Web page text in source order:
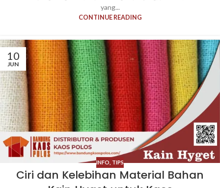
yang...
CONTINUE READING
10
JUN
INFO TIPS
Ciri dan Kelebihan Material Bahan